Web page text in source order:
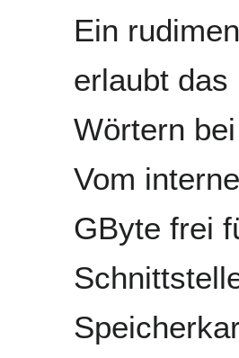
Ein
erlaubt das
Wörtern
Vom
GByte frei